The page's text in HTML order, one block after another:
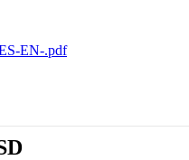
EN-.pdf